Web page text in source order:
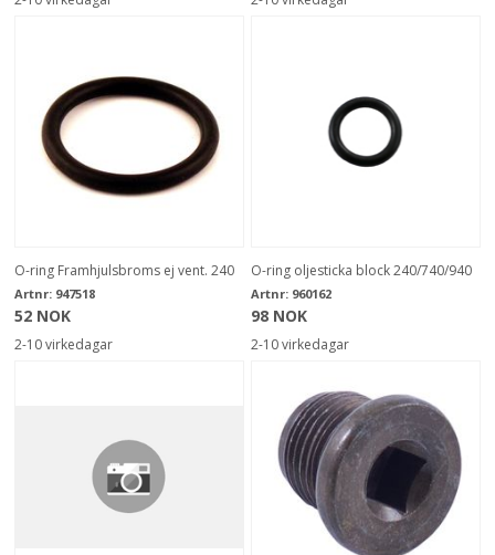
O-ring Framhjulsbroms ej vent. 240
Artnr: 947518
52 NOK
2-10 virkedagar
O-ring oljesticka block 240/740/940
Artnr: 960162
98 NOK
2-10 virkedagar